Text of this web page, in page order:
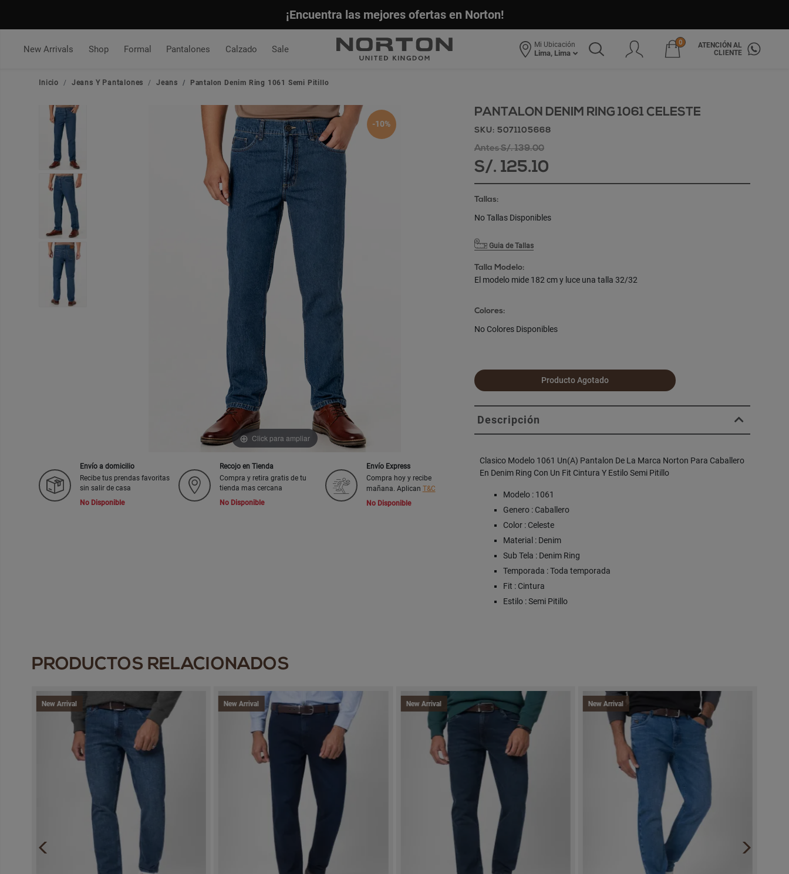
¡Encuentra las mejores ofertas en Norton!
New Arrivals Shop Formal Pantalones Calzado Sale Mi Ubicación
Lima, Lima
0
ATENCIÓN AL
CLIENTE
Inicio Jeans Y Pantalones Jeans Pantalon Denim Ring 1061 Semi Pitillo
-10%
Click para ampliar
Envío a domicilio
Recibe tus prendas favoritas
sin salir de casa
No Disponible
Recojo en Tienda
Compra y retira gratis de tu
tienda mas cercana
No Disponible
Envío Express
Compra hoy y recibe
mañana. Aplican T&C
No Disponible
PANTALON DENIM RING 1061 CELESTE
SKU: 5071105668
Antes S/. 139.00
S/. 125.10
Tallas:
No Tallas Disponibles
Guia de Tallas
Talla Modelo:
El modelo mide 182 cm y luce una talla 32/32
Colores:
No Colores Disponibles
Producto Agotado
Descripción
Clasico Modelo 1061 Un(A) Pantalon De La Marca Norton Para Caballero
En Denim Ring Con Un Fit Cintura Y Estilo Semi Pitillo
Modelo : 1061
Genero : Caballero
Color : Celeste
Material : Denim
Sub Tela : Denim Ring
Temporada : Toda temporada
Fit : Cintura
Estilo : Semi Pitillo
PRODUCTOS RELACIONADOS
New Arrival New Arrival New Arrival New Arrival